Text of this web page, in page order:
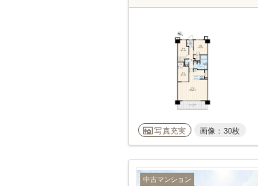
写真充実 画像：30枚
中古マンション